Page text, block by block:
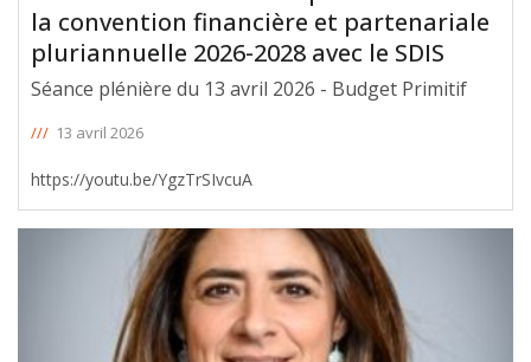
la convention financière et partenariale
pluriannuelle 2026-2028 avec le SDIS
Séance plénière du 13 avril 2026 - Budget Primitif
/// 13 avril 2026
https://youtu.be/YgzTrSIvcuA